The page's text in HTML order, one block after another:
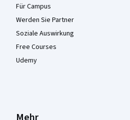
Für Campus
Werden Sie Partner
Soziale Auswirkung
Free Courses
Udemy